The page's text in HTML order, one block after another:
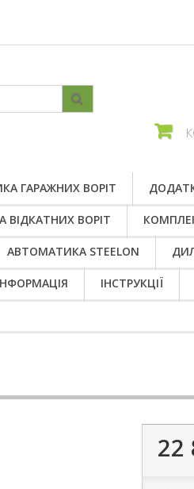
ГАРАЖНИХ ВОРІТ
ВІДКАТНИХ ВОРІТ
АВТОМАТИКА STEELON
ІНСТРУКЦІЇ
22